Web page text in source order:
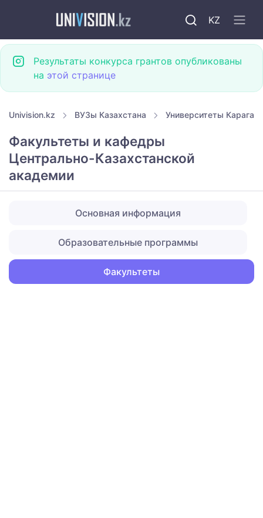
KZ
Результаты конкурса грантов опубликованы
на этой странице
Univision.kz ВУЗы Казахстана Университеты
Факультеты и кафедры
Центрально-Казахстанской
академии
Основная информация
Образовательные программы
Факультеты